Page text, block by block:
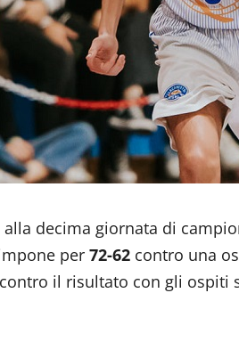
decima giornata di
per 72-62 contro una
il risultato con gli ospiti